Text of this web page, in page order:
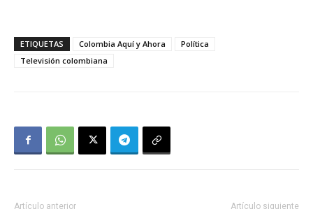
ETIQUETAS Colombia Aquí y Ahora
Política
Televisión colombiana
Artículo anterior Artículo siguiente